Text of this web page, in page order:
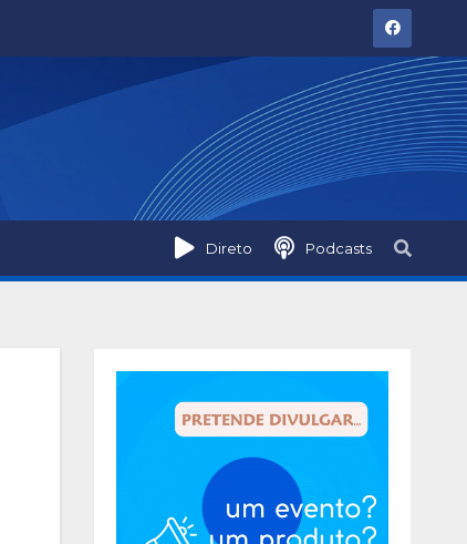
Direto Podcasts